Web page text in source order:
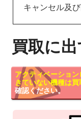
キャンセル及
買取に
アクティベーショ
きていない機種は買
確認ください。